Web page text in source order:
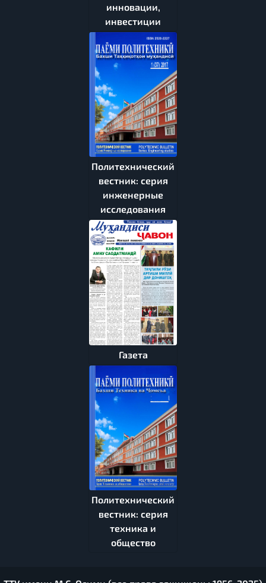
инновации,
инвестиции
Политехнический
вестник: серия
инженерные
исследования
Газета
Политехнический
вестник: серия
техника и
общество